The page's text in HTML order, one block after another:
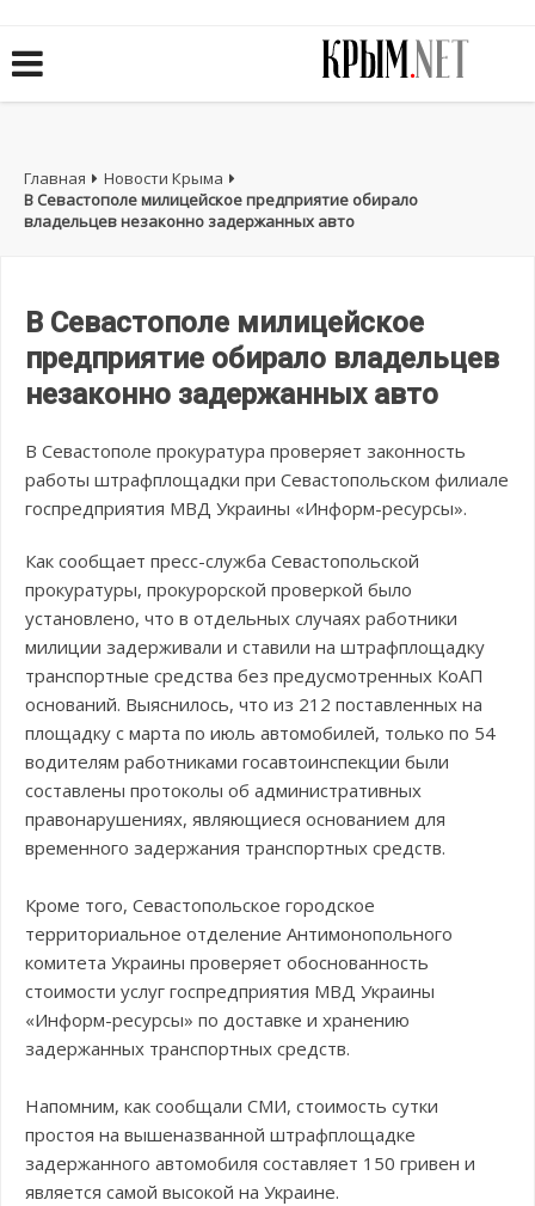
Главная
Новости Крыма
В Севастополе милицейское предприятие обирало
владельцев незаконно задержанных авто
В Севастополе милицейское
предприятие обирало владельцев
незаконно задержанных авто
В Севастополе прокуратура проверяет законность
работы штрафплощадки при Севастопольском филиале
госпредприятия МВД Украины «Информ-ресурсы».
Как сообщает пресс-служба Севастопольской
прокуратуры, прокурорской проверкой было
установлено, что в отдельных случаях работники
милиции задерживали и ставили на штрафплощадку
транспортные средства без предусмотренных КоАП
оснований. Выяснилось, что из 212 поставленных на
площадку с марта по июль автомобилей, только по 54
водителям работниками госавтоинспекции были
составлены протоколы об административных
правонарушениях, являющиеся основанием для
временного задержания транспортных средств.
Кроме того, Севастопольское городское
территориальное отделение Антимонопольного
комитета Украины проверяет обоснованность
стоимости услуг госпредприятия МВД Украины
«Информ-ресурсы» по доставке и хранению
задержанных транспортных средств.
Напомним, как сообщали СМИ, стоимость сутки
простоя на вышеназванной штрафплощадке
задержанного автомобиля составляет 150 гривен и
является самой высокой на Украине.